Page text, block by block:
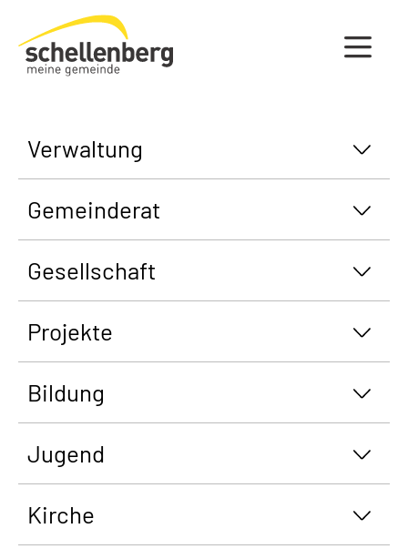
Gemeinde Schellenberg Startseite
Verwaltung
Gemeinderat
Gesellschaft
Projekte
Bildung
Jugend
Kirche